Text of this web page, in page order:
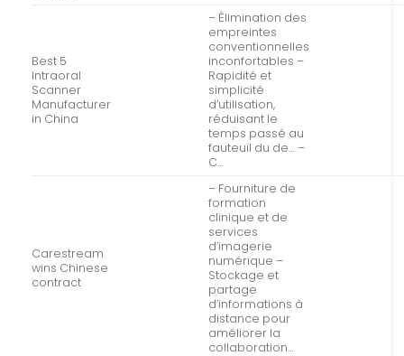
Best 5
Intraoral
Scanner
Manufacturer
in China
– Élimination des
empreintes
conventionnelles
inconfortables –
Rapidité et
simplicité
d’utilisation,
réduisant le
temps passé au
fauteuil du de… –
C…
Carestream
wins Chinese
contract
– Fourniture de
formation
clinique et de
services
d’imagerie
numérique –
Stockage et
partage
d’informations à
distance pour
améliorer la
collaboration…